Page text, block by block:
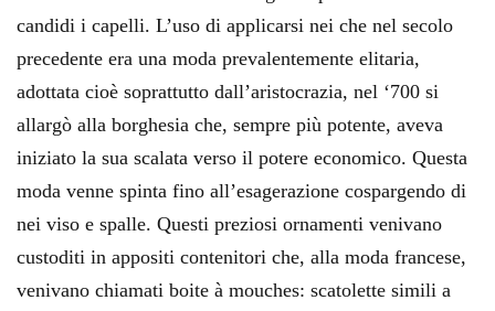
candidi i capelli. L’uso di applicarsi nei che nel secolo
precedente era una moda prevalentemente elitaria,
adottata cioè soprattutto dall’aristocrazia, nel ‘700 si
allargò alla borghesia che, sempre più potente, aveva
iniziato la sua scalata verso il potere economico. Questa
moda venne spinta fino all’esagerazione cospargendo di
nei viso e spalle. Questi preziosi ornamenti venivano
custoditi in appositi contenitori che, alla moda francese,
venivano chiamati boite à mouches: scatolette simili a